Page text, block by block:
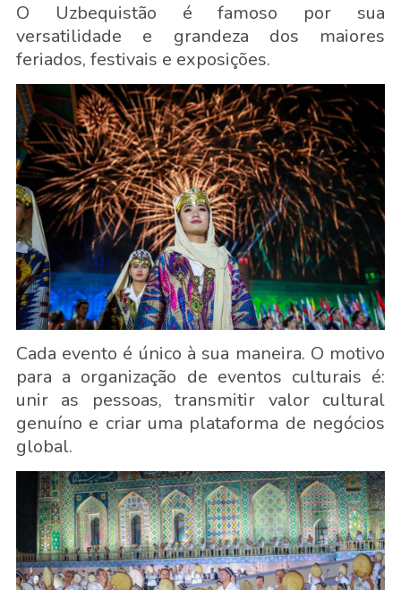
O Uzbequistão é famoso por sua
versatilidade e grandeza dos maiores
feriados, festivais e exposições.
Cada evento é único à sua maneira. O motivo
para a organização de eventos culturais é:
unir as pessoas, transmitir valor cultural
genuíno e criar uma plataforma de negócios
global.